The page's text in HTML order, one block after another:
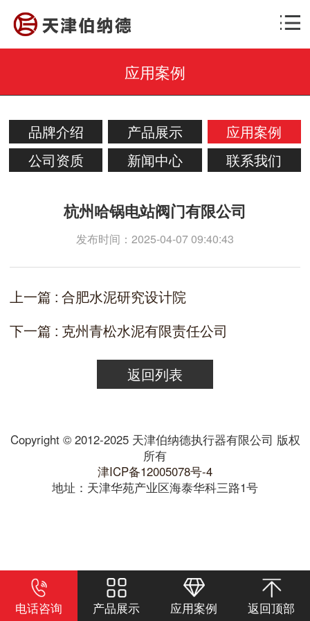
应用案例
品牌介绍 产品展示
应用案例
公司资质
新闻中心 联系我们
杭州哈锅电站阀门有限公司
发布时间：2025-04-07 09:40:43
上一篇 : 合肥水泥研究设计院
下一篇 : 克州青松水泥有限责任公司
返回列表
Copyright © 2012-2025 天津伯纳德执行器有限公司 版权
所有
津ICP备12005078号-4
地址：天津华苑产业区海泰华科三路1号
电话咨询 产品展示 应用案例 返回顶部